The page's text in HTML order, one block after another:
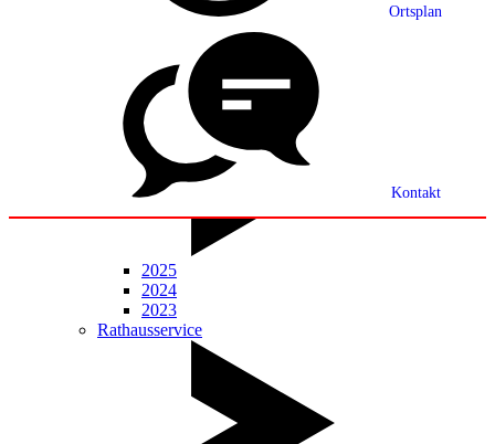
Ortsplan
Kontakt
Partnerschaft
Statistik
Mitteilungsblatt
2025
2024
2023
Rathausservice